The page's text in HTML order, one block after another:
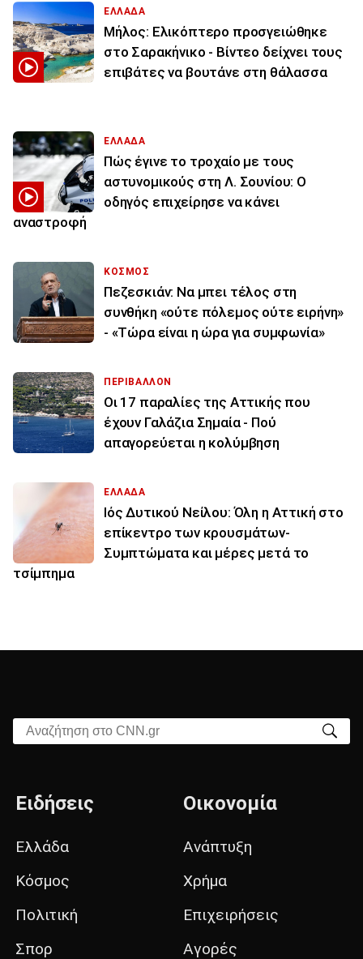
ΕΛΛΑΔΑ
Μήλος: Ελικόπτερο προσγειώθηκε
στο Σαρακήνικο - Βίντεο δείχνει τους
επιβάτες να βουτάνε στη θάλασσα
ΕΛΛΑΔΑ
Πώς έγινε το τροχαίο με τους
αστυνομικούς στη Λ. Σουνίου: Ο
οδηγός επιχείρησε να κάνει
αναστροφή
ΚΟΣΜΟΣ
Πεζεσκιάν: Να μπει τέλος στη
συνθήκη «ούτε πόλεμος ούτε ειρήνη»
- «Τώρα είναι η ώρα για συμφωνία»
ΠΕΡΙΒΑΛΛΟΝ
Οι 17 παραλίες της Αττικής που
έχουν Γαλάζια Σημαία - Πού
απαγορεύεται η κολύμβηση
ΕΛΛΑΔΑ
Ιός Δυτικού Νείλου: Όλη η Αττική στο
επίκεντρο των κρουσμάτων-
Συμπτώματα και μέρες μετά το
τσίμπημα
Αναζήτηση στο CNN.gr
Ειδήσεις
Ελλάδα
Κόσμος
Πολιτική
Σπορ
Οικονομία
Ανάπτυξη
Χρήμα
Επιχειρήσεις
Αγορές